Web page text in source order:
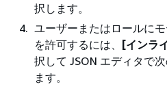
択します。
ユーザーまたはロールに
を許可するには、
[インラ
択して JSON エディタで
ます。